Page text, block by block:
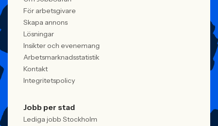
att alla är välkomna. Arbetsgivare
behöver kunna visa vad det betyder i
praktiken.
För arbetsgivare
Skapa annons
Lösningar
Insikter och evenemang
Arbetsmarknadsstatistik
Kontakt
Integritetspolicy
Jobb per stad
Lediga jobb Stockholm